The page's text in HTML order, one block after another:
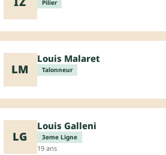
Pilier
LM
Louis Malaret
Talonneur
LG
Louis Galleni
3eme Ligne
19 ans